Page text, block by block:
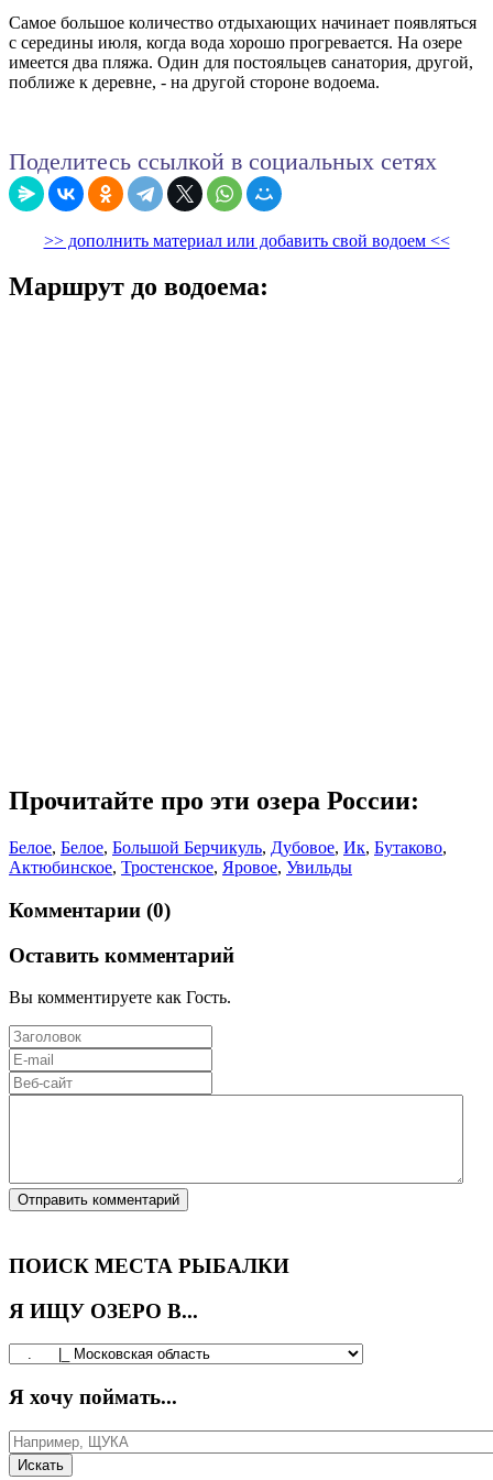
Самое большое количество отдыхающих начинает появляться
с середины июля, когда вода хорошо прогревается. На озере
имеется два пляжа. Один для постояльцев санатория, другой,
поближе к деревне, - на другой стороне водоема.
Поделитесь ссылкой в социальных сетях
>> дополнить материал или добавить свой водоем <<
Маршрут до водоема:
Прочитайте про эти озера России:
Белое, Белое, Большой Берчикуль, Дубовое, Ик, Бутаково,
Актюбинское, Тростенское, Яровое, Увильды
Комментарии (0)
Оставить комментарий
Вы комментируете как Гость.
ПОИСК МЕСТА РЫБАЛКИ
Я ИЩУ ОЗЕРО В...
Я хочу поймать...